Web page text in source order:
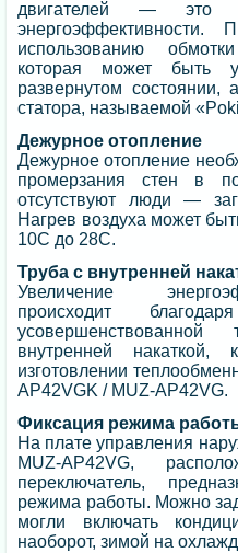
двигателей — это
энергоэффективности.
использованию
которая может быть
развернутом состоянии,
статора, называемой
Дежурное отопление
Дежурное отопление
промерзания стен в
отсутствуют люди —
Нагрев воздуха может
10С до 28С.
Труба с внутренней
Увеличение
происходит
внутренней накаткой,
изготовлении
AP42VGK / MUZ-AP42VG.
Фиксация режима
На плате управления
MUZ-AP42VG,
переключатель,
режима работы. Можно
могли включать
наоборот, зимой на